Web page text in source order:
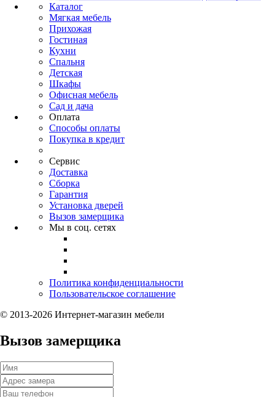
Каталог
Мягкая мебель
Прихожая
Гостиная
Кухни
Спальня
Детская
Шкафы
Офисная мебель
Сад и дача
Оплата
Способы оплаты
Покупка в кредит
Сервис
Доставка
Сборка
Гарантия
Установка дверей
Вызов замерщика
Мы в соц. сетях
Политика конфиденциальности
Пользовательское соглашение
© 2013-2026 Интернет-магазин мебели
Вызов замерщика